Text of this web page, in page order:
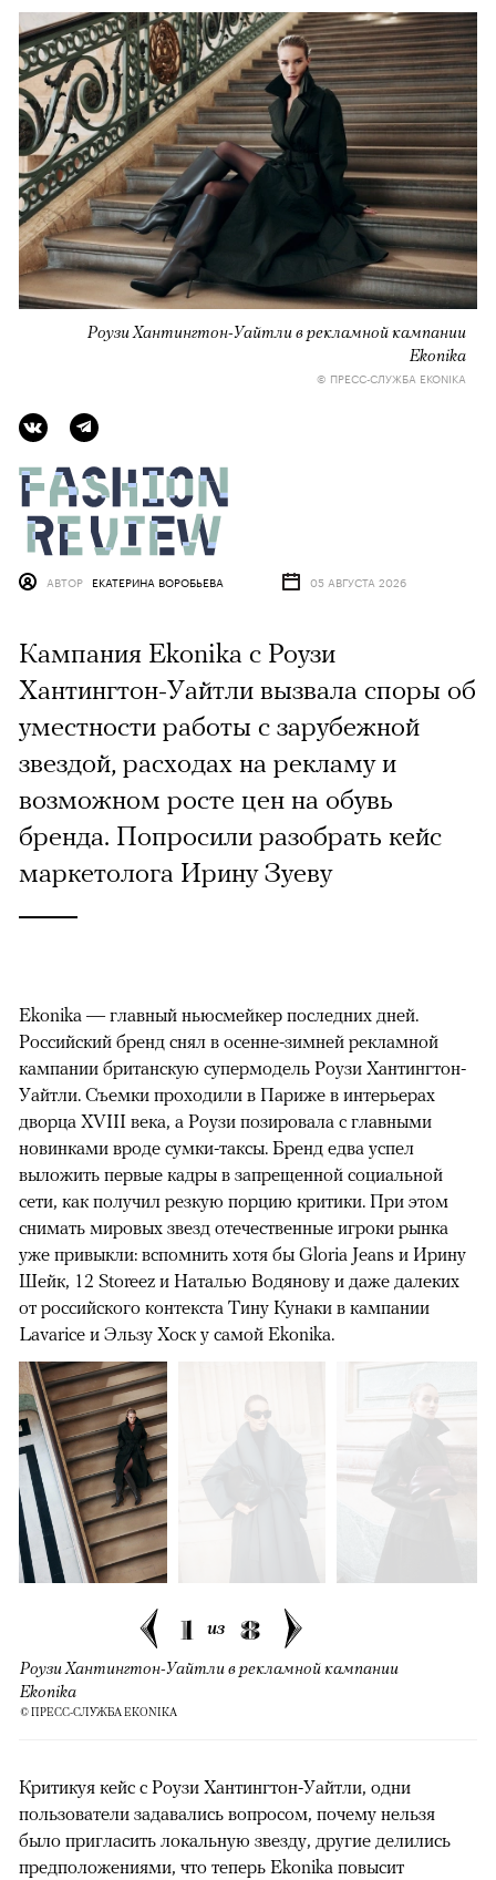
Роузи Хантингтон-Уайтли в рекламной кампании
Ekonika
© ПРЕСС-СЛУЖБА EKONIKA
АВТОР ЕКАТЕРИНА ВОРОБЬЕВА 05 АВГУСТА 2026
Кампания Ekonika с Роузи
Хантингтон-Уайтли вызвала споры об
уместности работы с зарубежной
звездой, расходах на рекламу и
возможном росте цен на обувь
бренда. Попросили разобрать кейс
маркетолога Ирину Зуеву
Ekonika — главный ньюсмейкер последних дней.
Российский бренд снял в осенне-зимней рекламной
кампании британскую супермодель Роузи Хантингтон-
Уайтли. Cъемки проходили в Париже в интерьерах
дворца XVIII века, а Роузи позировала с главными
новинками вроде сумки-таксы. Бренд едва успел
выложить первые кадры в запрещенной социальной
сети, как получил резкую порцию критики. При этом
снимать мировых звезд отечественные игроки рынка
уже привыкли: вспомнить хотя бы Gloria Jeans и Ирину
Шейк, 12 Storeez и Наталью Водянову и даже далеких
от российского контекста Тину Кунаки в кампании
Lavarice и Эльзу Хоск у самой Ekonika.
1 из 8
Роузи Хантингтон-Уайтли в рекламной кампании
Ekonika
© ПРЕСС-СЛУЖБА EKONIKA
Критикуя кейс с Роузи Хантингтон-Уайтли, одни
пользователи задавались вопросом, почему нельзя
было пригласить локальную звезду, другие делились
предположениями, что теперь Ekonika повысит